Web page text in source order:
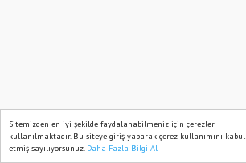
Sitemizden en iyi şekilde faydalanabilmeniz için çerezler
kullanılmaktadır. Bu siteye giriş yaparak çerez kullanımını kabul
etmiş sayılıyorsunuz. Daha Fazla Bilgi Al
Ana Sayfa Web TV